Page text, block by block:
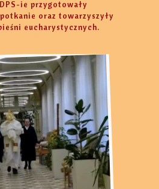
ie przygotowały
oraz towarzyszyły
eucharystycznych.